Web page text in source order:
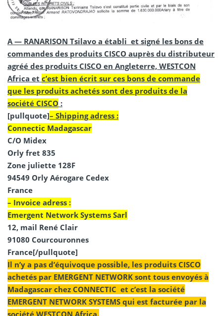
A — RANARISON Tsilavo a établi et signé les bons de
commandes des produits CISCO auprès du distributeur
agréé des produits CISCO en Angleterre, WESTCON
Africa et c’est bien écrit sur ces bons de commande
que les produits achetés sont des produits de la
société CISCO :
[pullquote]– Shipping adress :
Connectic Madagascar
C/O Midex
Orly fret 835
Zone juliette 128F
94549 Orly Aérogare Cedex
France
– Invoice adress :
Emergent Network Systems Sarl
12, mail René Clair
91080 Courcouronnes
France[/pullquote]
Il n’y a pas d’équivoque possible, les produits CISCO
achetés par EMERGENT NETWORK sont tous envoyés à
Madagascar chez CONNECTIC et c’est la société
EMERGENT NETWORK SYSTEMS qui est facturée par la
société WESTCON Africa.